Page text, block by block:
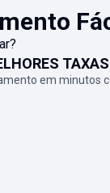
em minutos